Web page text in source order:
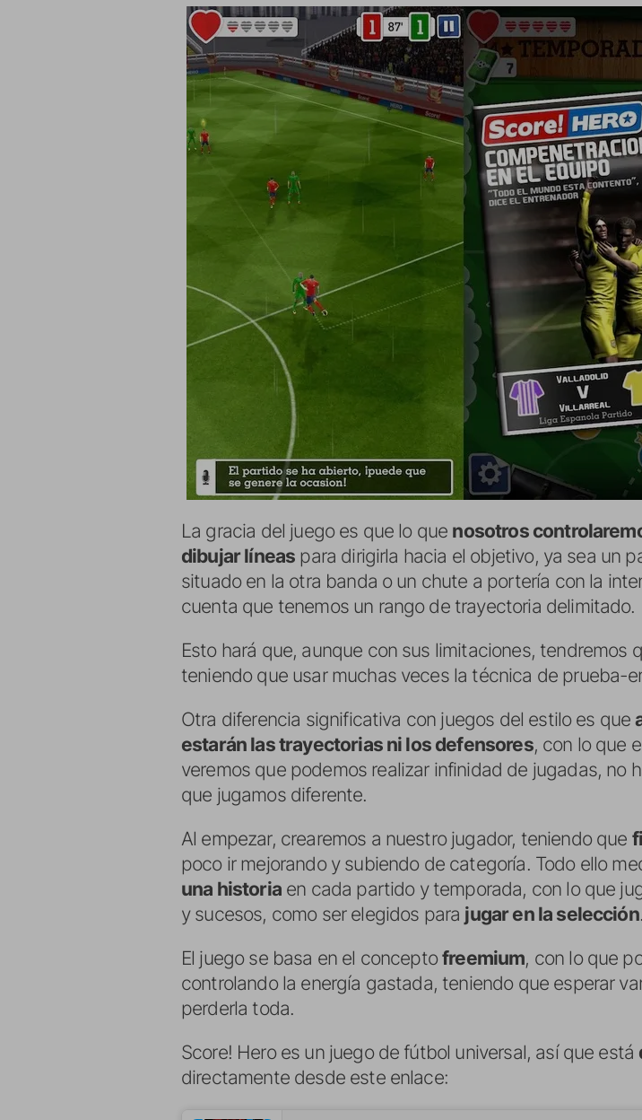
La gracia del juego es que lo que nosotros
dibujar líneas para dirigirla hacia el objetivo, ya sea un
situado en la otra banda o un chute a portería con la
cuenta que tenemos un rango de trayectoria delimitado.
Esto hará que, aunque con sus limitaciones, tendremos
teniendo que usar muchas veces la técnica de prueba-
Otra diferencia significativa con juegos del estilo es que
estarán las trayectorias ni los defensores, con lo que
veremos que podemos realizar infinidad de jugadas, no
que jugamos diferente.
Al empezar, crearemos a nuestro jugador, teniendo que
poco ir mejorando y subiendo de categoría. Todo ello
una historiaen cada partido y temporada, con lo que
y sucesos, como ser elegidos para jugar en la selección.
El juego se basa en el conceptofreemium, con lo que
controlando la energía gastada, teniendo que esperar
perderla toda.
Score! Hero es un juego de fútbol universal, así que está
directamente desde este enlace: